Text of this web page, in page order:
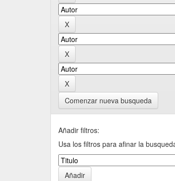
Comenzar nueva busqueda
Añadir filtros:
Usa los filtros para afinar la